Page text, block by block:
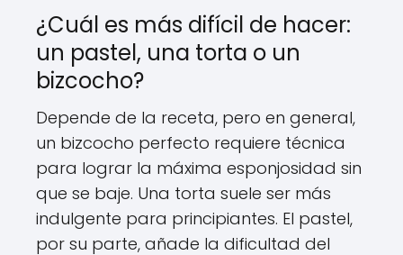
¿Cuál es más difícil de hacer:
un pastel, una torta o un
bizcocho?
Depende de la receta, pero en general,
un bizcocho perfecto requiere técnica
para lograr la máxima esponjosidad sin
que se baje. Una torta suele ser más
indulgente para principiantes. El pastel,
por su parte, añade la dificultad del